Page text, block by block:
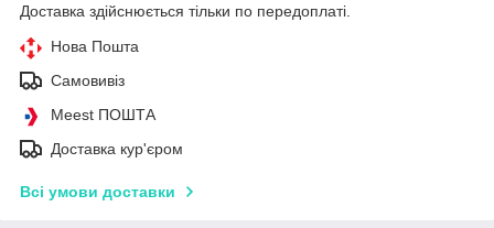
Доставка здійснюється тільки по передоплаті.
Нова Пошта
Самовивіз
Meest ПОШТА
Доставка кур'єром
Всі умови доставки